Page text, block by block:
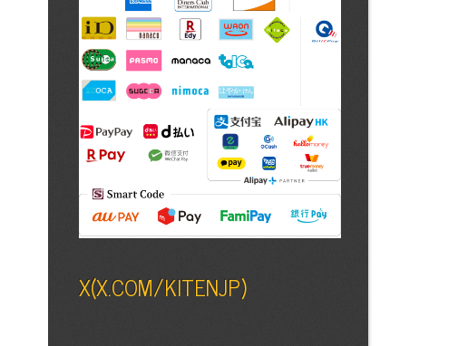
X(X.COM/KITENJP)